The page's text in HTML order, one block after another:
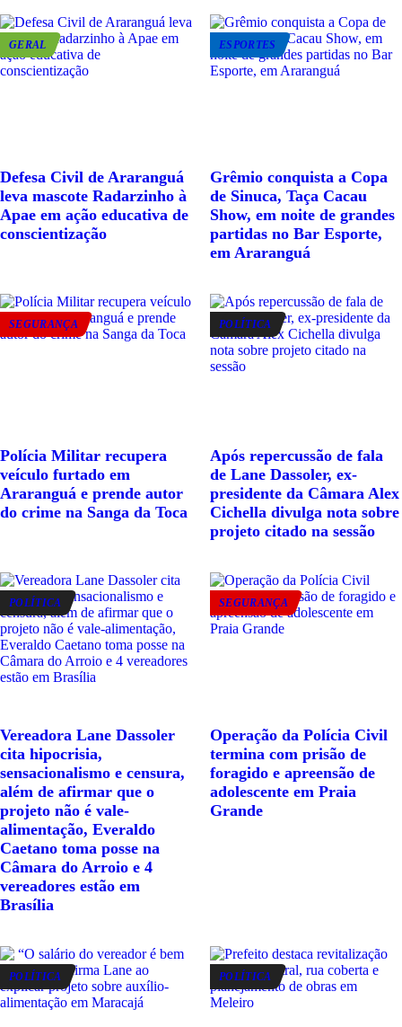
GERAL
Defesa Civil de Araranguá
leva mascote Radarzinho à
Apae em ação educativa de
conscientização
ESPORTES
Grêmio conquista a Copa
de Sinuca, Taça Cacau
Show, em noite de grandes
partidas no Bar Esporte,
em Araranguá
SEGURANÇA
Polícia Militar recupera
veículo furtado em
Araranguá e prende autor
do crime na Sanga da Toca
POLÍTICA
Após repercussão de fala
de Lane Dassoler, ex-
presidente da Câmara Alex
Cichella divulga nota sobre
projeto citado na sessão
POLÍTICA
Vereadora Lane Dassoler
cita hipocrisia,
sensacionalismo e censura,
além de afirmar que o
projeto não é vale-
alimentação, Everaldo
Caetano toma posse na
Câmara do Arroio e 4
vereadores estão em
Brasília
SEGURANÇA
Operação da Polícia Civil
termina com prisão de
foragido e apreensão de
adolescente em Praia
Grande
POLÍTICA POLÍTICA